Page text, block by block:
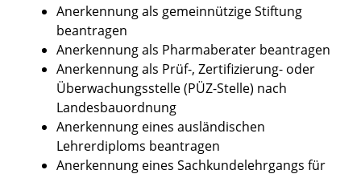
Anerkennung als gemeinnützige Stiftung
beantragen
Anerkennung als Pharmaberater beantragen
Anerkennung als Prüf-, Zertifizierung- oder
Überwachungsstelle (PÜZ-Stelle) nach
Landesbauordnung
Anerkennung eines ausländischen
Lehrerdiploms beantragen
Anerkennung eines Sachkundelehrgangs für